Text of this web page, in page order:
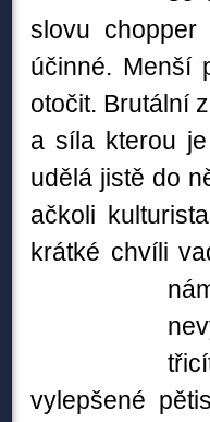
slovu
účinné. Menší
otočit. Brutální
a síla kterou
udělá jistě do
ačkoli
krátké chvíli
vylepšené